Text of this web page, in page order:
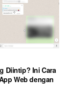
Diintip? Ini Cara
Web dengan